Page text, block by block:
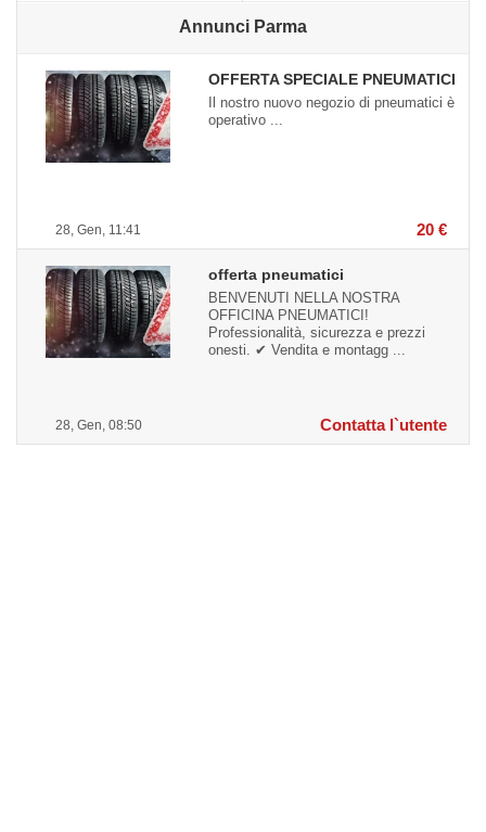
Annunci Parma
28, Gen, 11:41
OFFERTA SPECIALE PNEUMATICI
Il nostro nuovo negozio di pneumatici è
operativo ...
20 €
28, Gen, 08:50
offerta pneumatici
BENVENUTI NELLA NOSTRA
OFFICINA PNEUMATICI!
Professionalità, sicurezza e prezzi
onesti. ✔ Vendita e montagg ...
Contatta l`utente